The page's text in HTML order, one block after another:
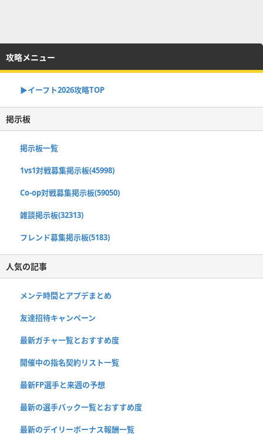
攻略メニュー
▶イーフト2026攻略TOP
掲示板
掲示板一覧
1vs1対戦募集掲示板(45998)
Co-op対戦募集掲示板(59050)
雑談掲示板(32313)
フレンド募集掲示板(5183)
人気の記事
メンテ時間とアプデまとめ
友達招待キャンペーン
最新ガチャ一覧とおすすめ度
開催中の指名契約リスト一覧
最新FP選手と来週の予想
最新の選手パック一覧とおすすめ度
最新のデイリーボーナス報酬一覧